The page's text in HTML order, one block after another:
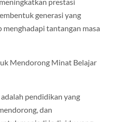
generasi yang
menghadapi tantangan masa
Mendorong Minat Belajar
pendidikan yang
dan